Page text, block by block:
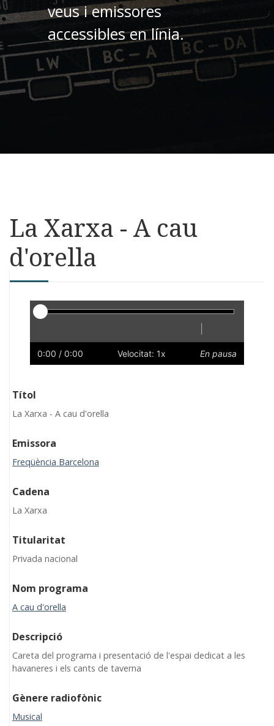
veus i emissores
accessibles en línia.
La Xarxa - A cau
d'orella
Reproductor
Lent
0:00 / 0:00 Velocitat: 1x En pausa
Títol
La Xarxa - A cau d'orella
Emissora
Freqüència Barcelona
Cadena
La Xarxa
Titularitat
Privada nacional
Nom programa
A cau d'orella
Descripció
Careta del programa i presentació de l'espai dedicat a les
havaneres i els cants de taverna
Gènere radiofònic
Musical